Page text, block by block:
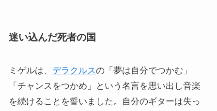
迷い込んだ死者の国
ミゲルは、 デラクルスの「夢は自分でつかむ」
「チャンスをつかめ」という名言を思い出し音楽
を続けることを誓いました。自分のギターは失っ